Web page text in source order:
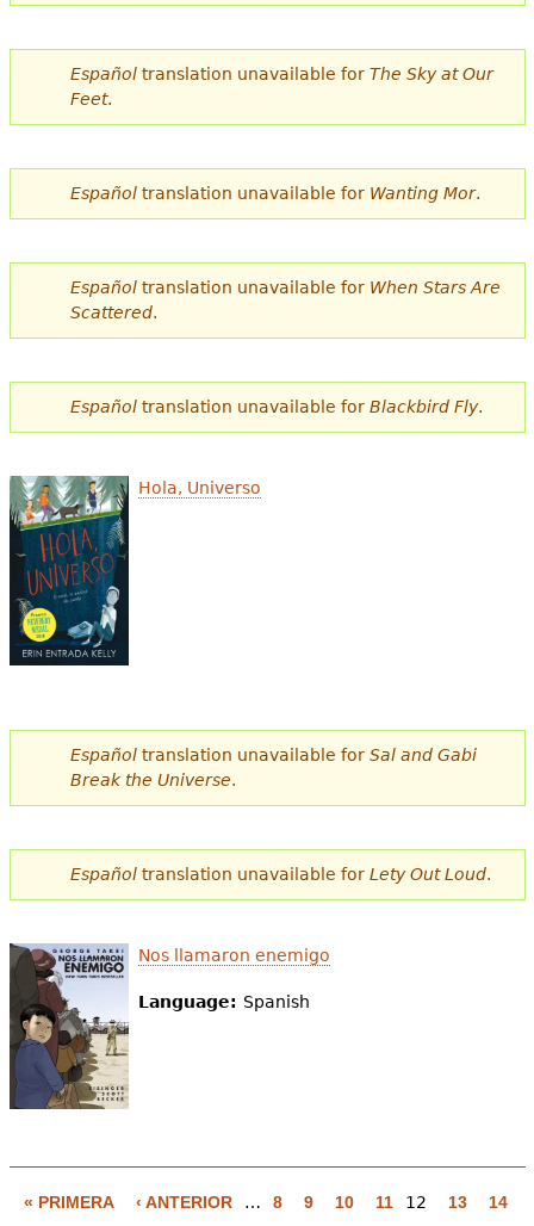
Más recursos
e
s
q
u
Españoltranslation unavailable for The Sky at Our
Feet.
Españoltranslation unavailable for Wanting Mor.
Españoltranslation unavailable for When Stars Are
Scattered.
Españoltranslation unavailable for Blackbird Fly.
Hola, Universo
Españoltranslation unavailable for Sal and Gabi
Break the Universe.
Españoltranslation unavailable for Lety Out Loud.
Nos llamaron enemigo
Language: Spanish
« PRIMERA ‹ ANTERIOR … 8 9 10 11 12 13 14